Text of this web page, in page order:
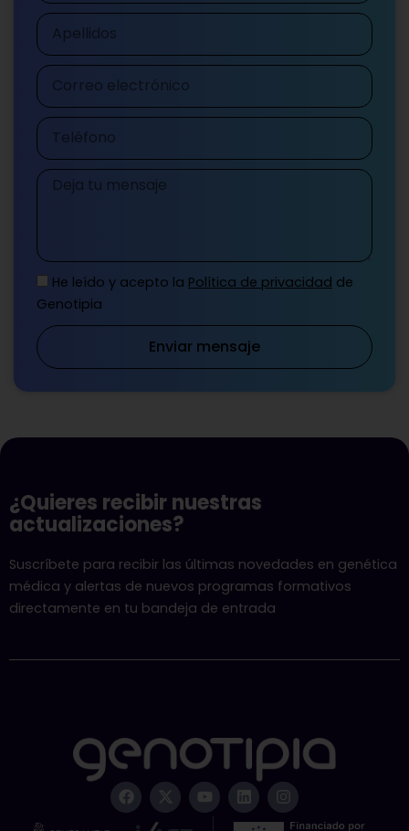
Apellidos
Correo
electrónico
Teléfono
Mensaje
He leído y acepto la Política de privacidad de
Genotipia
Enviar mensaje
¿Quieres recibir nuestras
actualizaciones?
Suscríbete para recibir las últimas novedades en genética
médica y alertas de nuevos programas formativos
directamente en tu bandeja de entrada
F
a
c
X
-
t
Y
o
u
L
i
n
I
n
s